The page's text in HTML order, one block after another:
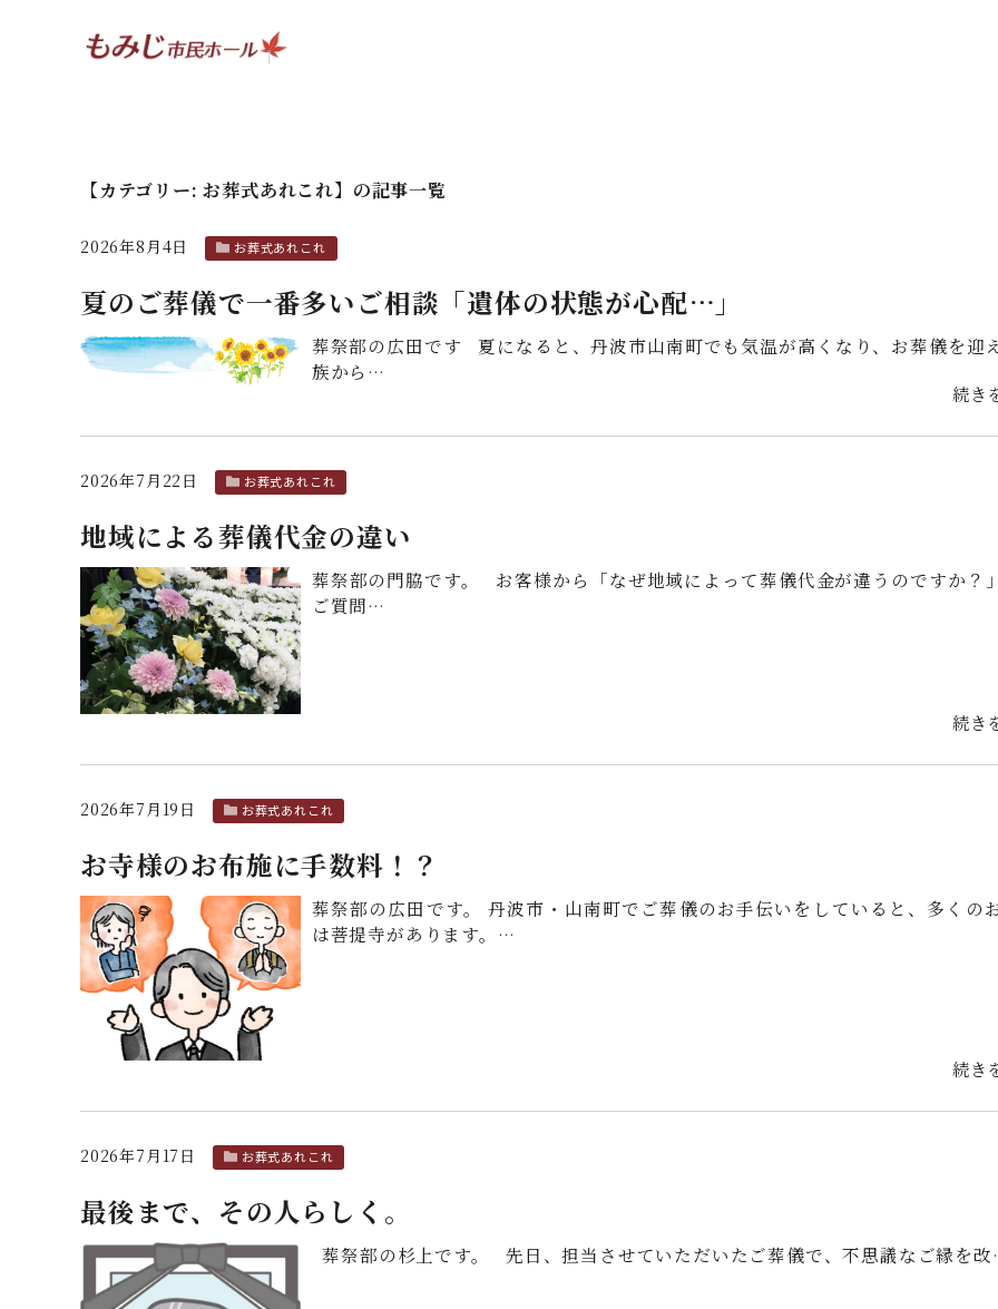
【カテゴリー:お葬式あれこれ】 の記事一覧
2026年8月4日 お葬式あれこれ
夏のご葬儀で一番多いご相談「遺体の状態が心配…」
葬祭部の広田です 夏になると、丹波市山南町でも気温が高くなり、お葬儀を迎
族から…
続き
2026年7月22日 お葬式あれこれ
地域による葬儀代金の違い
葬祭部の門脇です。 お客様から「なぜ地域によって葬儀代金が違うのですか？
ご質問…
続き
2026年7月19日 お葬式あれこれ
お寺様のお布施に手数料！？
葬祭部の広田です。 丹波市・山南町でご葬儀のお手伝いをしていると、多くの
は菩提寺があります。…
続き
2026年7月17日 お葬式あれこれ
最後まで、その人らしく。
葬祭部の杉上です。 先日、担当させていただいたご葬儀で、不思議なご縁を